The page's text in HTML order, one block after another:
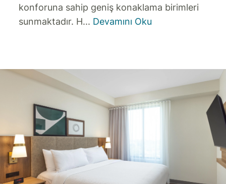
konforuna sahip geniş konaklama birimleri
sunmaktadır. H... Devamını Oku